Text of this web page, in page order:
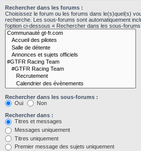
Rechercher dans les forums :
Choisissez le forum ou les forums dans le(s)quel(s)
recherche. Les sous-forums sont automatiquement
l’option ci-dessous « Rechercher dans les sous-forums
Rechercher dans les sous-forums :
Oui
Non
Rechercher dans :
Titres et messages
Messages uniquement
Titres uniquement
Premier message des sujets uniquement